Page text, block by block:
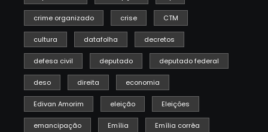
crime organizado crise CTM
cultura datafolha decretos
defesa civil deputado deputado federal
deso direita economia
Edivan Amorim eleição Eleições
emancipação Emília Emília corrêa